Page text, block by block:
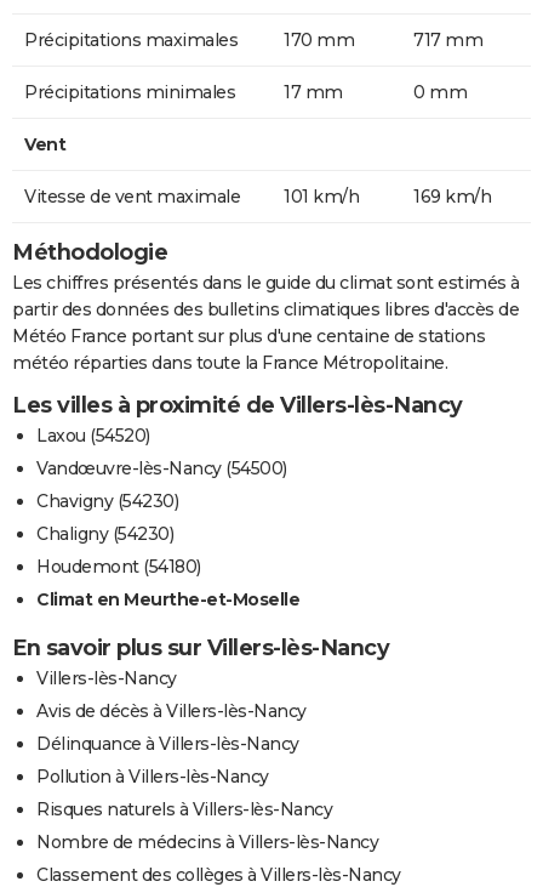
Précipitations maximales 170 mm 717 mm
Précipitations minimales 17 mm 0 mm
Vent
Vitesse de vent maximale 101 km/h 169 km/h
Méthodologie
Les chiffres présentés dans le guide du climat sont estimés à
partir des données des bulletins climatiques libres d'accès de
Météo France portant sur plus d'une centaine de stations
météo réparties dans toute la France Métropolitaine.
Les villes à proximité de Villers-lès-Nancy
Laxou (54520)
Vandœuvre-lès-Nancy (54500)
Chavigny (54230)
Chaligny (54230)
Houdemont (54180)
Climat en Meurthe-et-Moselle
En savoir plus sur Villers-lès-Nancy
Villers-lès-Nancy
Avis de décès à Villers-lès-Nancy
Délinquance à Villers-lès-Nancy
Pollution à Villers-lès-Nancy
Risques naturels à Villers-lès-Nancy
Nombre de médecins à Villers-lès-Nancy
Classement des collèges à Villers-lès-Nancy